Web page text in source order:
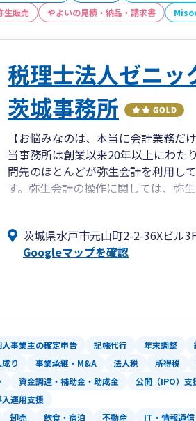
生販売 やよいの見積・納品・請求書
税理士法人ゼニ
茨城事務所
【お悩みなのは、本当に会計業務だ
当事務所は創業以来20年以上にわた
問先のほとんどが弥生会計を利用し
す。弥生会計の操作に関しては、弥
ます。事務所の平均年齢は32.6歳。
を兼ねているので、社会保険・雇用
成まで一律にフォローしての顧問報
茨城県水戸市元山町2-2-36Xビル
Googleマップを確認
人事業主の確定申告 記帳代行 年末調整
り 事業承継・M&A 法人税 所得税
資金調達・補助金・助成金 公開（IPO）支
運用支援
卸売 飲食・宿泊 不動産 IT・情報通信